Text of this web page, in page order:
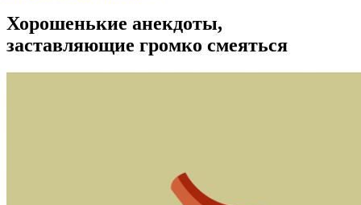
Хорошенькие анекдоты,
заставляющие громко смеяться